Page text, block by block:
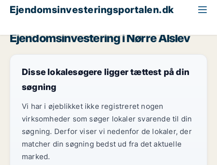
Ejendomsinvesteringsportalen.dk
Ejendomsinvestering i Nørre Alslev
Disse lokalesøgere ligger tættest på din
søgning
Vi har i øjeblikket ikke registreret nogen
virksomheder som søger lokaler svarende til din
søgning. Derfor viser vi nedenfor de lokaler, der
matcher din søgning bedst ud fra det aktuelle
marked.